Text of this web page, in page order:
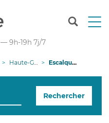
T
n
g
— 9h-19h 7j/7
Haute-Garonne Escalquens
Rechercher